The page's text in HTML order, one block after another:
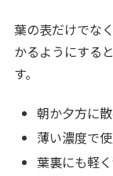
葉の表だけでな
かるようにする
す。
朝か夕方に
薄い濃度で
葉裏にも軽